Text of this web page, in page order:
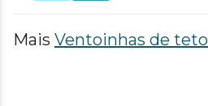
Mais Ventoinhas de teto